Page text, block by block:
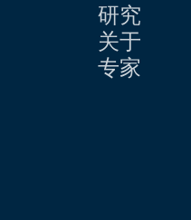
研究
关于
专家